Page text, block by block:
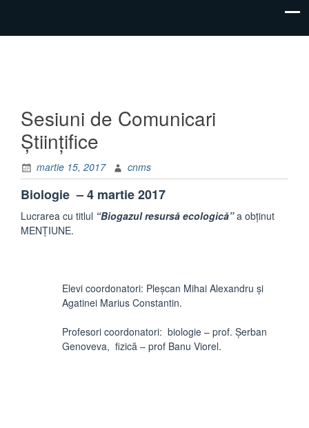
Național
„Mihail
Sadoveanu”
Pașcani
este
educația
inimii!"
Sesiuni de Comunicari
Științifice
martie 15, 2017 cnms
Biologie – 4 martie 2017
Lucrarea cu titlul “Biogazul resursă ecologică”a obținut
MENȚIUNE.
Elevi coordonatori: Pleșcan Mihai Alexandru și
Agatinei Marius Constantin.
Profesori coordonatori: biologie – prof. Șerban
Genoveva, fizică – prof Banu Viorel.